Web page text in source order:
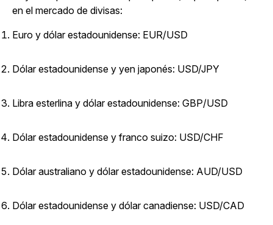
en el mercado de divisas:
Euro y dólar estadounidense: EUR/USD
Dólar estadounidense y yen japonés: USD/JPY
Libra esterlina y dólar estadounidense: GBP/USD
Dólar estadounidense y franco suizo: USD/CHF
Dólar australiano y dólar estadounidense: AUD/USD
Dólar estadounidense y dólar canadiense: USD/CAD